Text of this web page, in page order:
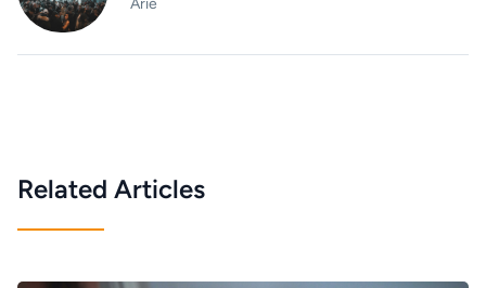
Arie
Related Articles